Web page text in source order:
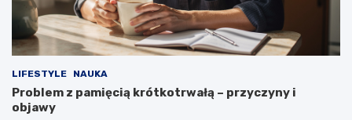
LIFESTYLE NAUKA
Problem z pamięcią krótkotrwałą – przyczyny i
objawy